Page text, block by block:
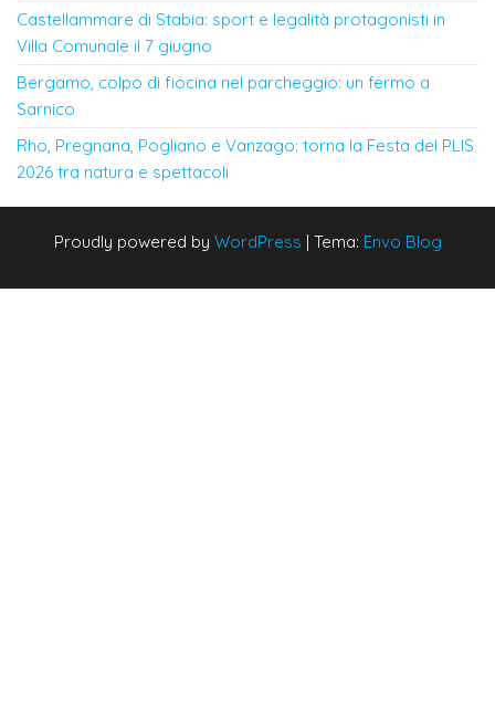
Castellammare di Stabia: sport e legalità protagonisti in
Villa Comunale il 7 giugno
Bergamo, colpo di fiocina nel parcheggio: un fermo a
Sarnico
Rho, Pregnana, Pogliano e Vanzago: torna la Festa del PLIS
2026 tra natura e spettacoli
Proudly powered by WordPress | Tema: Envo Blog